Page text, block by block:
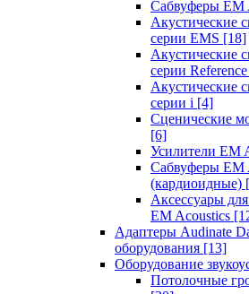
Сабвуферы EM
Акустические
серии EMS [18]
Акустические
серии Reference
Акустические
серии i [4]
Сценические
[6]
Усилители EM
Сабвуферы EM
(кардиоидные)
Аксессуары
EM Acoustics
Адаптеры Audinate
оборудования [13]
Оборудование
Потолочные